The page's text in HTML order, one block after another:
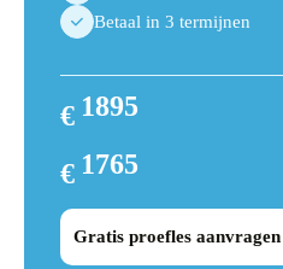
Betaal in 3 termijnen
€ 1895
€ 1765
Gratis proefles aanvragen